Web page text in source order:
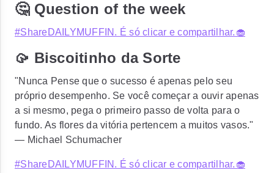
🤔 Question of the week
#ShareDAILYMUFFIN. É só clicar e compartilhar.🧁
🥠 Biscoitinho da Sorte
"Nunca Pense que o sucesso é apenas pelo seu
próprio desempenho. Se você começar a ouvir apenas
a si mesmo, pega o primeiro passo de volta para o
fundo. As flores da vitória pertencem a muitos vasos."
— Michael Schumacher
#ShareDAILYMUFFIN. É só clicar e compartilhar.🧁